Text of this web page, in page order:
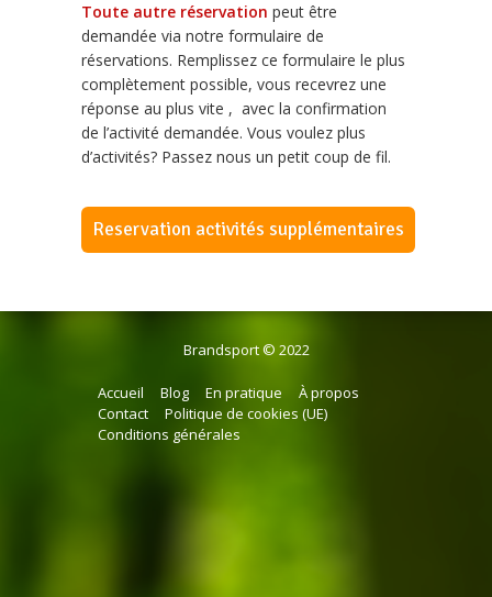
Toute autre réservation peut être
demandée via notre formulaire de
réservations. Remplissez ce formulaire le plus
complètement possible, vous recevrez une
réponse au plus vite , avec la confirmation
de l’activité demandée. Vous voulez plus
d’activités? Passez nous un petit coup de fil.
Reservation activités supplémentaires
Brandsport © 2022
Accueil Blog En pratique
À propos
Contact
Politique de cookies (UE)
Conditions générales